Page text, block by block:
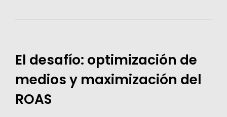
El desafío: optimización de
medios y maximización del
ROAS